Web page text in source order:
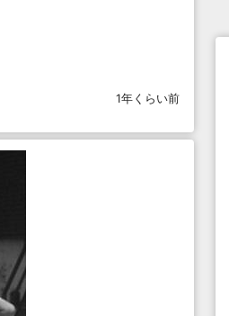
1年くらい前